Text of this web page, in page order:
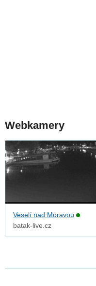
Webkamery
Veselí nad Moravou
batak-live.cz